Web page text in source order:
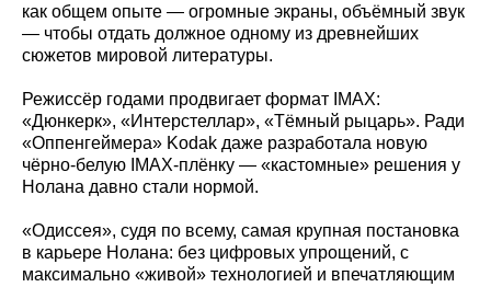
как общем опыте — огромные экраны, объёмный звук
— чтобы отдать должное одному из древнейших
сюжетов мировой литературы.
Режиссёр годами продвигает формат IMAX:
«Дюнкерк», «Интерстеллар», «Тёмный рыцарь». Ради
«Оппенгеймера» Kodak даже разработала новую
чёрно-белую IMAX-плёнку — «кастомные» решения у
Нолана давно стали нормой.
«Одиссея», судя по всему, самая крупная постановка
в карьере Нолана: без цифровых упрощений, с
максимально «живой» технологией и впечатляющим